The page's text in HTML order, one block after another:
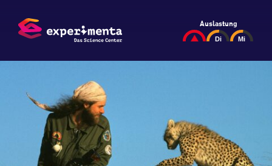
Auslastung